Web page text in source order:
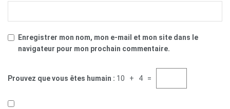
Enregistrer mon nom, mon e-mail et mon site dans le
navigateur pour mon prochain commentaire.
Prouvez que vous êtes humain : 10 + 4 =